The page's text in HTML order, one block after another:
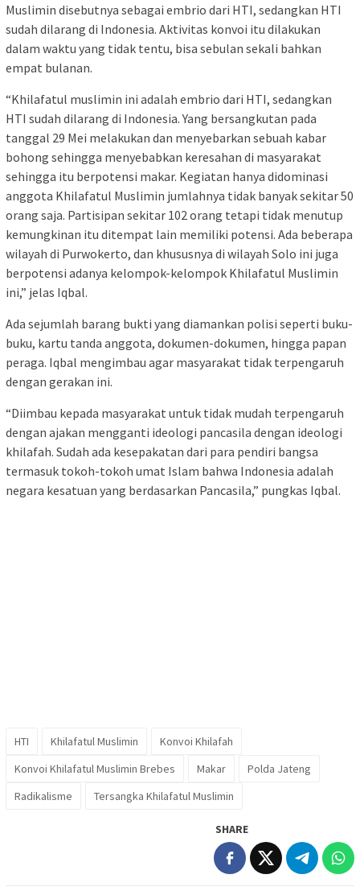
Muslimin disebutnya sebagai embrio dari HTI, sedangkan HTI
sudah dilarang di Indonesia. Aktivitas konvoi itu dilakukan
dalam waktu yang tidak tentu, bisa sebulan sekali bahkan
empat bulanan.
“Khilafatul muslimin ini adalah embrio dari HTI, sedangkan
HTI sudah dilarang di Indonesia. Yang bersangkutan pada
tanggal 29 Mei melakukan dan menyebarkan sebuah kabar
bohong sehingga menyebabkan keresahan di masyarakat
sehingga itu berpotensi makar. Kegiatan hanya didominasi
anggota Khilafatul Muslimin jumlahnya tidak banyak sekitar 50
orang saja. Partisipan sekitar 102 orang tetapi tidak menutup
kemungkinan itu ditempat lain memiliki potensi. Ada beberapa
wilayah di Purwokerto, dan khususnya di wilayah Solo ini juga
berpotensi adanya kelompok-kelompok Khilafatul Muslimin
ini,” jelas Iqbal.
Ada sejumlah barang bukti yang diamankan polisi seperti buku-
buku, kartu tanda anggota, dokumen-dokumen, hingga papan
peraga. Iqbal mengimbau agar masyarakat tidak terpengaruh
dengan gerakan ini.
“Diimbau kepada masyarakat untuk tidak mudah terpengaruh
dengan ajakan mengganti ideologi pancasila dengan ideologi
khilafah. Sudah ada kesepakatan dari para pendiri bangsa
termasuk tokoh-tokoh umat Islam bahwa Indonesia adalah
negara kesatuan yang berdasarkan Pancasila,” pungkas Iqbal.
HTI Khilafatul Muslimin
Konvoi Khilafah
Konvoi Khilafatul Muslimin Brebes
Makar
Polda Jateng
Radikalisme
Tersangka Khilafatul Muslimin
SHARE